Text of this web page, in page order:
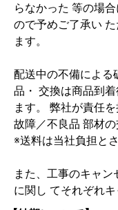
らなかった 等の場
ので予めご了承い
ます。
配送中の不備による
品・ 交換は商品到
ます。 弊社が責任
故障／不良品 部材の
※送料は当社負担と
また、工事のキャ
に関し てそれぞれ